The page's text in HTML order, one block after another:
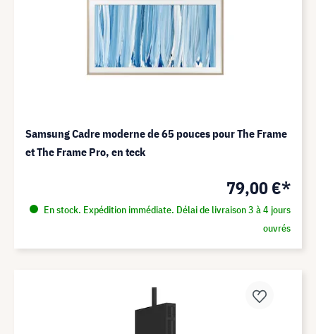
Samsung Cadre moderne de 65 pouces pour The Frame
et The Frame Pro, en teck
79,00 €*
En stock. Expédition immédiate. Délai de livraison 3 à 4 jours
ouvrés